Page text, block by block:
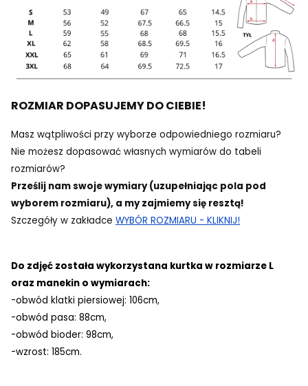
ROZMIAR DOPASUJEMY DO CIEBIE!
Masz wątpliwości przy wyborze odpowiedniego rozmiaru?
Nie możesz dopasować własnych wymiarów do tabeli
rozmiarów?
Prześlij nam swoje wymiary (uzupełniając pola pod
wyborem rozmiaru), a my zajmiemy się resztą!
Szczegóły w zakładce WYBÓR ROZMIARU - KLIKNIJ!
Do zdjęć została wykorzystana kurtka w rozmiarze L
oraz manekin o wymiarach:
-obwód klatki piersiowej: 106cm,
-obwód pasa: 88cm,
-obwód bioder: 98cm,
-wzrost: 185cm.